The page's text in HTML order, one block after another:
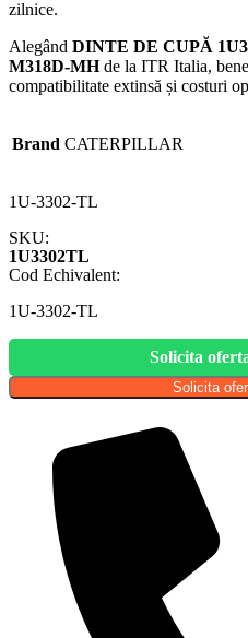
zilnice.
Alegând DINTE DE CUPĂ
M318D-MHde la ITR Italia,
compatibilitate extinsă și costuri
Brand CATERPILLAR
1U-3302-TL
SKU:
1U3302TL
Cod Echivalent:
1U-3302-TL
Solicita
Solicita